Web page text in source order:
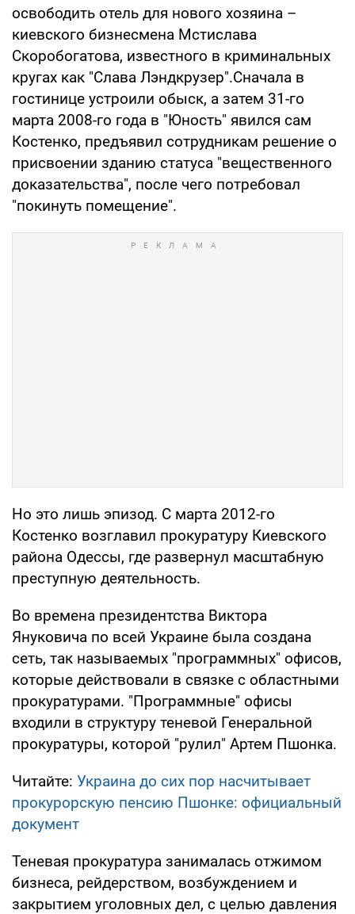
освободить отель для нового хозяина –
киевского бизнесмена Мстислава
Скоробогатова, известного в криминальных
кругах как "Слава Лэндкрузер".Сначала в
гостинице устроили обыск, а затем 31-го
марта 2008-го года в "Юность" явился сам
Костенко, предъявил сотрудникам решение о
присвоении зданию статуса "вещественного
доказательства", после чего потребовал
"покинуть помещение".
Но это лишь эпизод. С марта 2012-го
Костенко возглавил прокуратуру Киевского
района Одессы, где развернул масштабную
преступную деятельность.
Во времена президентства Виктора
Януковича по всей Украине была создана
сеть, так называемых "программных" офисов,
которые действовали в связке с областными
прокуратурами. "Программные" офисы
входили в структуру теневой Генеральной
прокуратуры, которой "рулил" Артем Пшонка.
Читайте: Украина до сих пор насчитывает
прокурорскую пенсию Пшонке: официальный
документ
Теневая прокуратура занималась отжимом
бизнеса, рейдерством, возбуждением и
закрытием уголовных дел, с целью давления